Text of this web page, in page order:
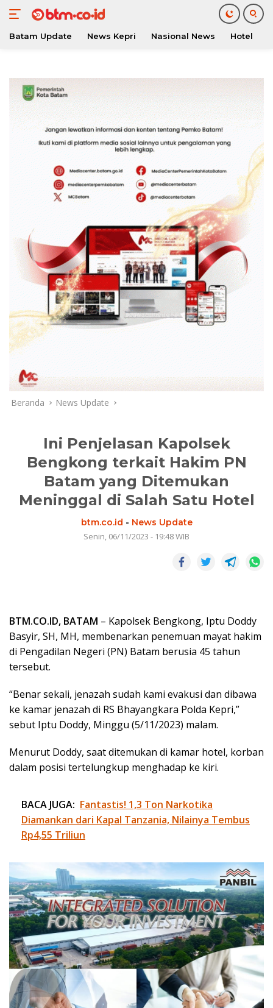
konten
Batam Update News Kepri Nasional News Hotel
Beranda News Update
Ini Penjelasan Kapolsek
Bengkong terkait Hakim PN
Batam yang Ditemukan
Meninggal di Salah Satu Hotel
btm.co.id - News Update
Senin, 06/11/2023 - 19:48 WIB
BTM.CO.ID, BATAM – Kapolsek Bengkong, Iptu Doddy
Basyir, SH, MH, membenarkan penemuan mayat hakim
di Pengadilan Negeri (PN) Batam berusia 45 tahun
tersebut.
“Benar sekali, jenazah sudah kami evakusi dan dibawa
ke kamar jenazah di RS Bhayangkara Polda Kepri,”
sebut Iptu Doddy, Minggu (5/11/2023) malam.
Menurut Doddy, saat ditemukan di kamar hotel, korban
dalam posisi tertelungkup menghadap ke kiri.
BACA JUGA: Fantastis! 1,3 Ton Narkotika
Diamankan dari Kapal Tanzania, Nilainya Tembus
Rp4,55 Triliun